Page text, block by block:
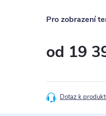
Pro zobrazení
od 19
Dotaz k